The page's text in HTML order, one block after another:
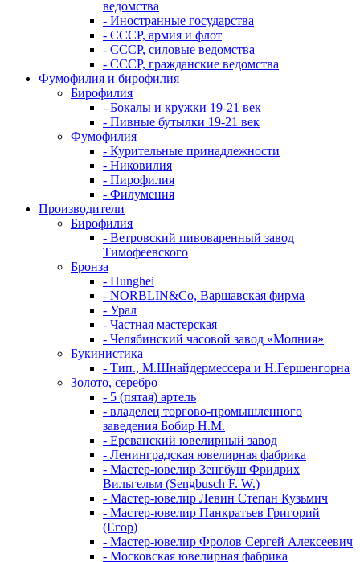
ведомства
- Иностранные государства
- СССР, армия и флот
- СССР, силовые ведомства
- СССР, гражданские ведомства
Фумофилия и бирофилия
Бирофилия
- Бокалы и кружки 19-21 век
- Пивные бутылки 19-21 век
Фумофилия
- Курительные принадлежности
- Никовилия
- Пирофилия
- Филумения
Производители
Бирофилия
- Ветровский пивоваренный завод
Тимофеевского
Бронза
- Hunghei
- NORBLIN&Co, Варшавская фирма
- Урал
- Частная мастерская
- Челябинский часовой завод «Молния»
Букинистика
- Тип., М.Шнайдермессера и Н.Гершенгорна
Золото, серебро
- 5 (пятая) артель
- владелец торгово-промышленного
заведения Бобир Н.М.
- Ереванский ювелирный завод
- Ленинградская ювелирная фабрика
- Мастер-ювелир Зенгбуш Фридрих
Вильгельм (Sengbusch F. W.)
- Мастер-ювелир Левин Степан Кузьмич
- Мастер-ювелир Панкратьев Григорий
(Егор)
- Мастер-ювелир Фролов Сергей Алексеевич
- Московская ювелирная фабрика